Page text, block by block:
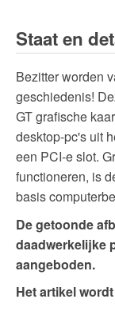
Staat en
Bezitter worden
geschiedenis!
GT grafische
desktop-pc's uit
een PCI-e slot.
functioneren, is
basis
De getoonde
daadwerkelijke
aangeboden.
Het artikel